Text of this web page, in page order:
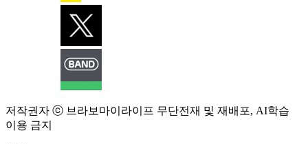
저작권자 ⓒ 브라보마이라이프 무단전재 및 재배포, AI학습
이용 금지